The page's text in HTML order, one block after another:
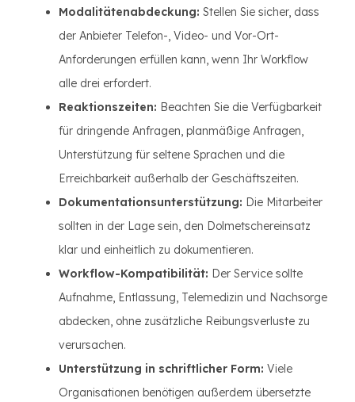
Modalitätenabdeckung: Stellen Sie sicher, dass
der Anbieter Telefon-, Video- und Vor-Ort-
Anforderungen erfüllen kann, wenn Ihr Workflow
alle drei erfordert.
Reaktionszeiten: Beachten Sie die Verfügbarkeit
für dringende Anfragen, planmäßige Anfragen,
Unterstützung für seltene Sprachen und die
Erreichbarkeit außerhalb der Geschäftszeiten.
Dokumentationsunterstützung: Die Mitarbeiter
sollten in der Lage sein, den Dolmetschereinsatz
klar und einheitlich zu dokumentieren.
Workflow-Kompatibilität: Der Service sollte
Aufnahme, Entlassung, Telemedizin und Nachsorge
abdecken, ohne zusätzliche Reibungsverluste zu
verursachen.
Unterstützung in schriftlicher Form: Viele
Organisationen benötigen außerdem übersetzte